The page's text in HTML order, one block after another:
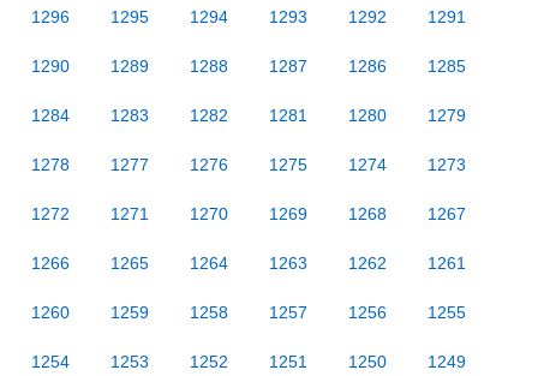
1296 1295 1294 1293 1292 1291
1290 1289 1288 1287 1286 1285
1284 1283 1282 1281 1280 1279
1278 1277 1276 1275 1274 1273
1272 1271 1270 1269 1268 1267
1266 1265 1264 1263 1262 1261
1260 1259 1258 1257 1256 1255
1254 1253 1252 1251 1250 1249